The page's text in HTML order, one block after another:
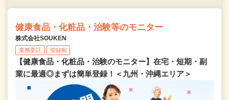
健康食品・化粧品・治験等のモニター
株式会社SOUKEN
業務委託 登録制
【健康食品・化粧品・治験のモニター】在宅・短期・副
業に最適◎まずは簡単登録！＜九州・沖縄エリア＞